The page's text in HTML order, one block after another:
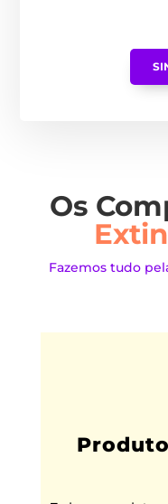
Os
Fazemos tudo